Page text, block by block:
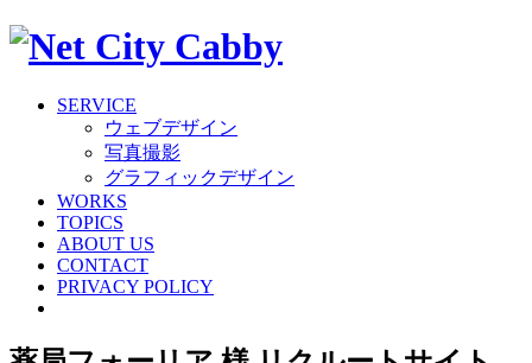
SERVICE
ウェブデザイン
写真撮影
グラフィックデザイン
WORKS
TOPICS
ABOUT US
CONTACT
PRIVACY POLICY